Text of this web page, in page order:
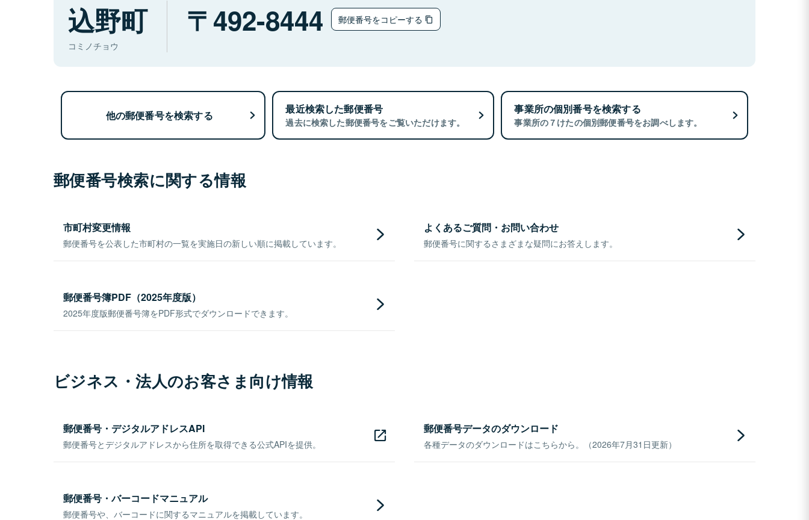
込野町
コミノチョウ
492-8444 郵便番号をコピーする
他の郵便番号を検索する 最近検索した郵便番号
過去に検索した郵便番号をご覧いただけます。
事業所の個別番号を検索する
事業所の７けたの個別郵便番号をお調べします。
郵便番号検索に関する情報
市町村変更情報
郵便番号を公表した市町村の一覧を実施日の新しい順に掲載しています。
よくあるご質問・お問い合わせ
郵便番号に関するさまざまな疑問にお答えします。
郵便番号簿PDF（2025年度版）
2025年度版郵便番号簿をPDF形式でダウンロードできます。
ビジネス・法人のお客さま向け情報
郵便番号・デジタルアドレスAPI
郵便番号とデジタルアドレスから住所を取得できる公式APIを提供。
郵便番号データのダウンロード
各種データのダウンロードはこちらから。（2026年7月31日更新）
郵便番号・バーコードマニュアル
郵便番号や、バーコードに関するマニュアルを掲載しています。